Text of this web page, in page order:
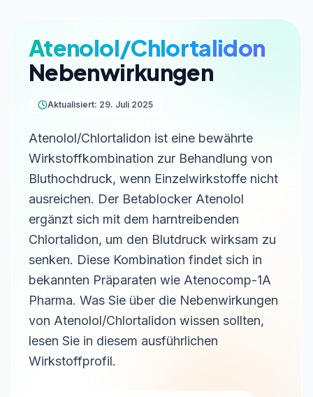
Atenolol/Chlortalidon
Nebenwirkungen
Aktualisiert: 29. Juli 2025
Atenolol/Chlortalidon ist eine bewährte
Wirkstoffkombination zur Behandlung von
Bluthochdruck, wenn Einzelwirkstoffe nicht
ausreichen. Der Betablocker Atenolol
ergänzt sich mit dem harntreibenden
Chlortalidon, um den Blutdruck wirksam zu
senken. Diese Kombination findet sich in
bekannten Präparaten wie Atenocomp-1A
Pharma. Was Sie über die Nebenwirkungen
von Atenolol/Chlortalidon wissen sollten,
lesen Sie in diesem ausführlichen
Wirkstoffprofil.